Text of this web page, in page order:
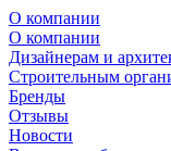
О компании
О компании
Дизайнерам и
Строительным
Бренды
Отзывы
Новости